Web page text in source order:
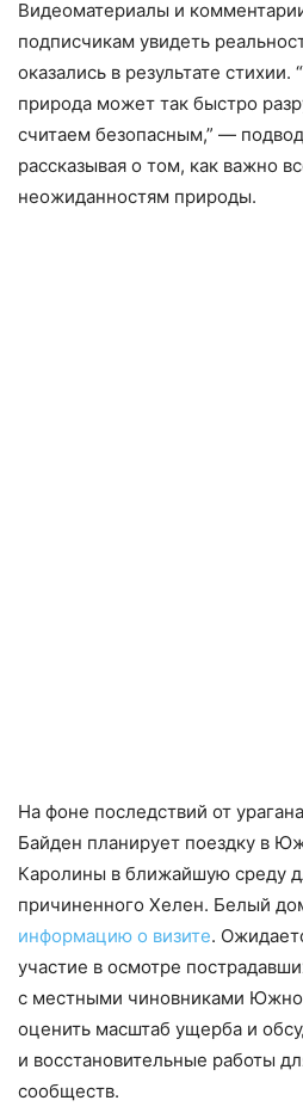
Видеоматериалы и
подписчикам увидеть
оказались в результате стихии.
природа может так быстро
считаем безопасным,” —
рассказывая о том, как важно
неожиданностям природы.
На фоне последствий от
Байден планирует поездку в
Каролины в ближайшую среду
причиненного Хелен. Белый
информацию о визите.
участие в осмотре
с местными чиновниками
оценить масштаб ущерба и
и восстановительные работы
сообществ.